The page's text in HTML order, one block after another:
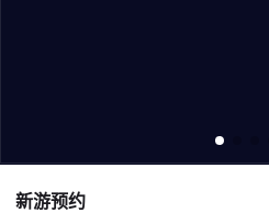
新游预约